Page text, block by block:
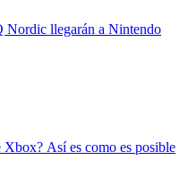
Nordic llegarán a Nintendo
Xbox? Así es como es posible